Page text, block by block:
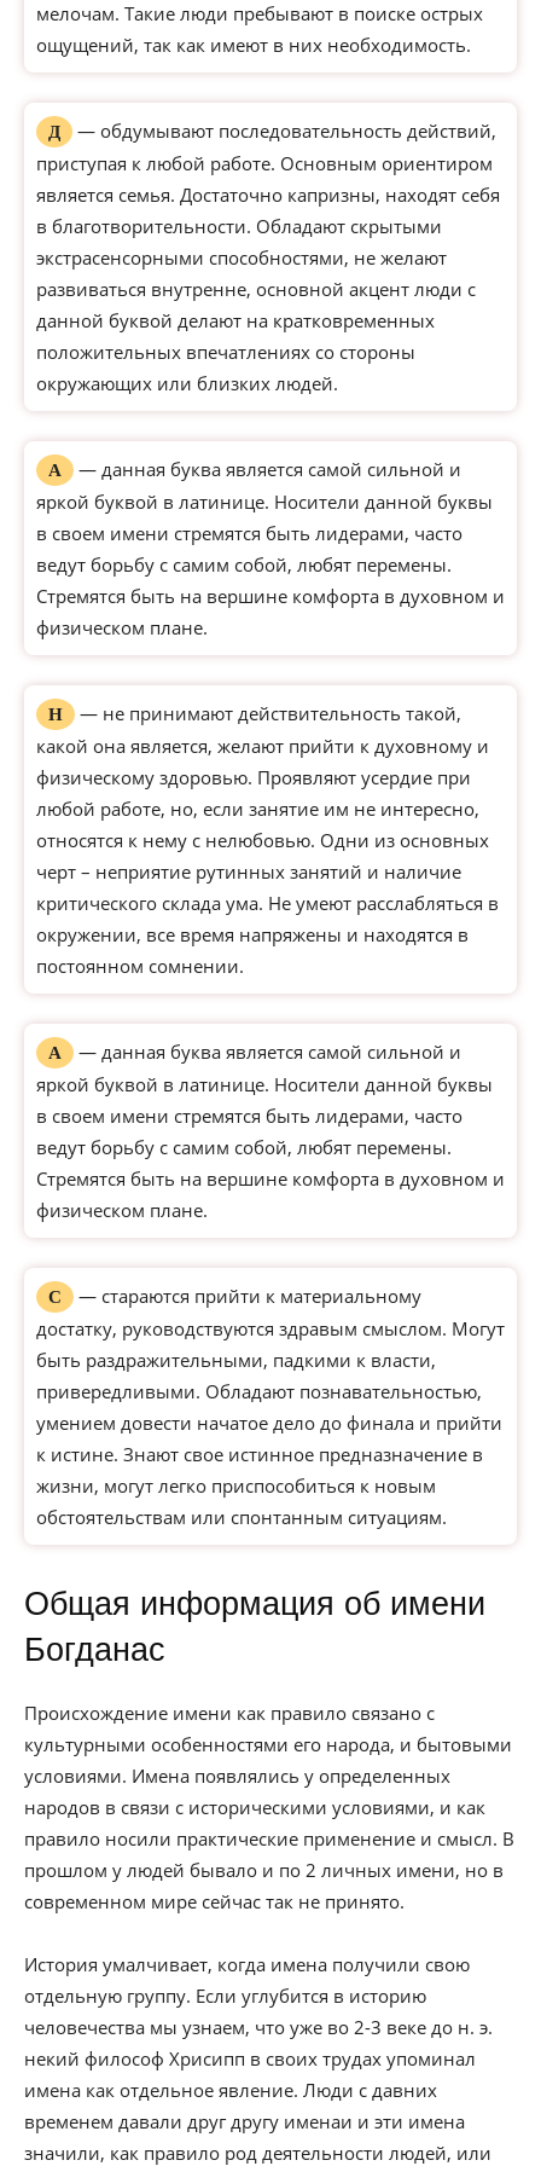
мелочам. Такие люди пребывают в поиске острых
ощущений, так как имеют в них необходимость.
Д
— обдумывают последовательность действий,
приступая к любой работе. Основным ориентиром
является семья. Достаточно капризны, находят себя
в благотворительности. Обладают скрытыми
экстрасенсорными способностями, не желают
развиваться внутренне, основной акцент люди с
данной буквой делают на кратковременных
положительных впечатлениях со стороны
окружающих или близких людей.
А
— данная буква является самой сильной и
яркой буквой в латинице. Носители данной буквы
в своем имени стремятся быть лидерами, часто
ведут борьбу с самим собой, любят перемены.
Стремятся быть на вершине комфорта в духовном и
физическом плане.
Н
— не принимают действительность такой,
какой она является, желают прийти к духовному и
физическому здоровью. Проявляют усердие при
любой работе, но, если занятие им не интересно,
относятся к нему с нелюбовью. Одни из основных
черт – неприятие рутинных занятий и наличие
критического склада ума. Не умеют расслабляться в
окружении, все время напряжены и находятся в
постоянном сомнении.
А
— данная буква является самой сильной и
яркой буквой в латинице. Носители данной буквы
в своем имени стремятся быть лидерами, часто
ведут борьбу с самим собой, любят перемены.
Стремятся быть на вершине комфорта в духовном и
физическом плане.
С
— стараются прийти к материальному
достатку, руководствуются здравым смыслом. Могут
быть раздражительными, падкими к власти,
привередливыми. Обладают познавательностью,
умением довести начатое дело до финала и прийти
к истине. Знают свое истинное предназначение в
жизни, могут легко приспособиться к новым
обстоятельствам или спонтанным ситуациям.
Общая информация об имени
Богданас
Происхождение имени как правило связано с
культурными особенностями его народа, и бытовыми
условиями. Имена появлялись у определенных
народов в связи с историческими условиями, и как
правило носили практические применение и смысл. В
прошлом у людей бывало и по 2 личных имени, но в
современном мире сейчас так не принято.
История умалчивает, когда имена получили свою
отдельную группу. Если углубится в историю
человечества мы узнаем, что уже во 2-3 веке до н. э.
некий философ Хрисипп в своих трудах упоминал
имена как отдельное явление. Люди с давних
временем давали друг другу именаи и эти имена
значили, как правило род деятельности людей, или